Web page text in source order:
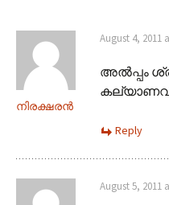
നിരക്ഷരൻ
August 4, 2011
അൽ‌പ്പം
Reply
August 5, 2011